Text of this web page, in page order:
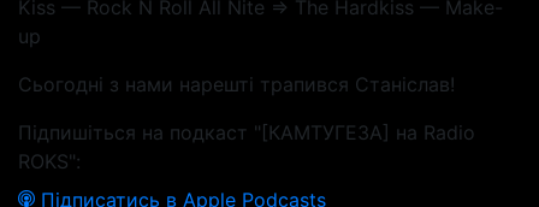
Kiss — Rock N Roll All Nite => The Hardkiss — Make-
up
Сьогодні з нами нарешті трапився Станіслав!
Підпишіться на подкаст "[КАМТУГЕЗА] на Radio
ROKS":
Підписатись в Apple Podcasts